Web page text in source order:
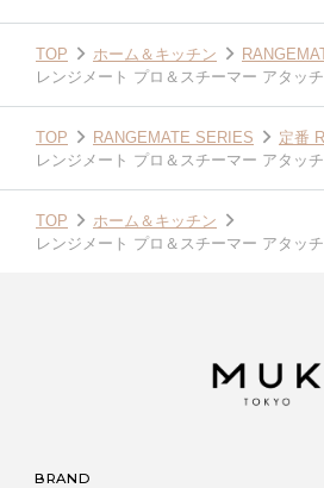
TOP ホーム＆キッチン
レンジメート プロ＆スチーマー アタッ
TOP RANGEMATE SERIES
定番
レンジメート プロ＆スチーマー アタッ
TOP
ホーム＆キッチン
レンジメート プロ＆スチーマー アタッ
BRAND